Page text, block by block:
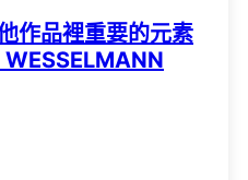
作品裡重要的元素